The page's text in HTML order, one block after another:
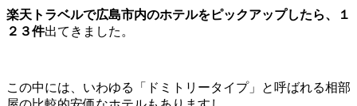
楽天トラベルで広島市内のホテルをピックアップしたら、１
２３件出てきました。
この中には、いわゆる「ドミトリータイプ」と呼ばれる相部